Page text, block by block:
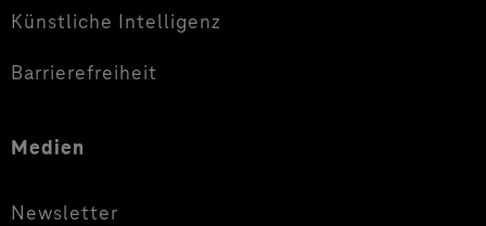
Künstliche Intelligenz
Barrierefreiheit
Medien
Newsletter